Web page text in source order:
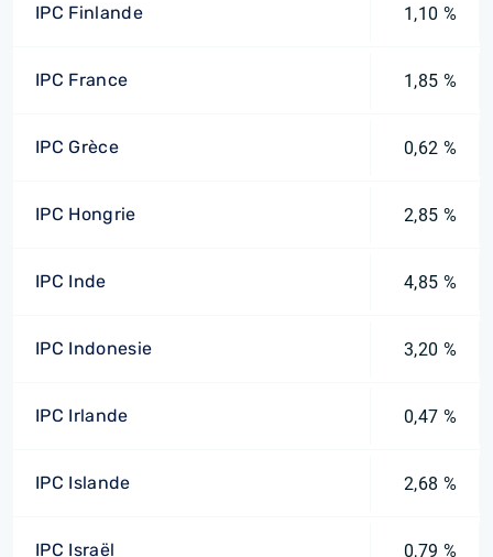
IPC Finlande 1,10 %
IPC France 1,85 %
IPC Grèce 0,62 %
IPC Hongrie 2,85 %
IPC Inde 4,85 %
IPC Indonesie 3,20 %
IPC Irlande 0,47 %
IPC Islande 2,68 %
IPC Israël 0,79 %